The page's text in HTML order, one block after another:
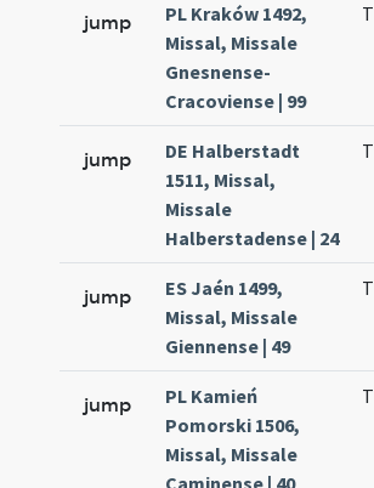
jump
PL Kraków 1492,
Missal, Missale
Gnesnense-
Cracoviense | 99
T
jump
DE Halberstadt
1511, Missal,
Missale
Halberstadense | 24
T
jump
ES Jaén 1499,
Missal, Missale
Giennense | 49
T
jump
PL Kamień
Pomorski 1506,
Missal, Missale
Caminense | 40
T